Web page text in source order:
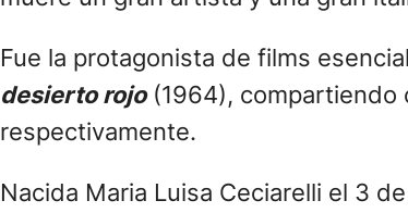
Fue la protagonista de films
desierto rojo(1964), compartiendo
respectivamente.
Nacida Maria Luisa Ceciarelli el 3